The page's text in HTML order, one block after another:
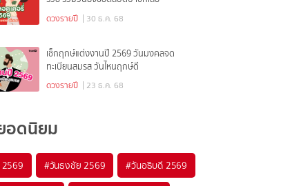
ดวงรายปี | 30 ธ.ค. 68
เช็กฤกษ์แต่งงานปี 2569 วันมงคลจด
ทะเบียนสมรส วันไหนฤกษ์ดี
ดวงรายปี | 23 ธ.ค. 68
อดนิยม
#วันธงชัย 2569 #วันอธิบดี 2569